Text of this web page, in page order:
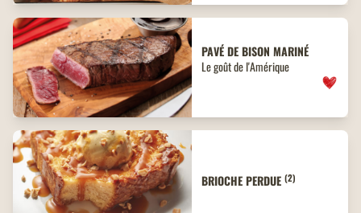
PAVÉ DE BISON MARINÉ
Le goût de l'Amérique
BRIOCHE PERDUE (2)